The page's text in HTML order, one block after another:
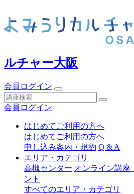
ルチャー大阪
会員ログイン
会員ログイン
はじめてご利用の方へ
はじめてご利用の方へ
申し込み案内・規約 Q & A
エリア・カテゴリ
高槻センター オンライン講
ント
すべてのエリア・カテゴリ